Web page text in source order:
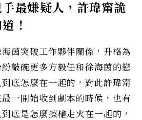
手最嫌疑人，許瑋甯詭
！
茵突破工作夥伴關係，升格為
敲碗更多方毅任和徐海茵的戀
底怎麼在一起的，對此許瑋甯
一開始收到劇本的時候，也有
底是怎麼擦槍走火在一起的，